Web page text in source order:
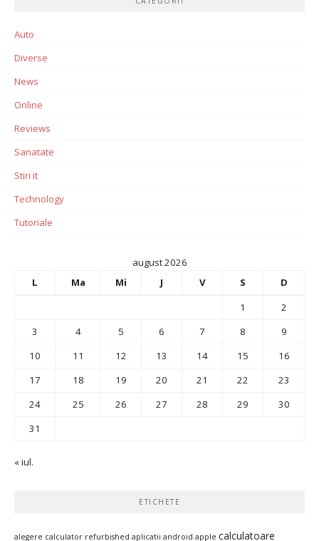
Auto
Diverse
News
Online
Reviews
Sanatate
Stiri it
Technology
Tutoriale
august 2026
L
Ma Mi J V S
D
1
2
3
4 5 6 7 8
9
10
11 12 13 14 15
16
17
18 19 20 21 22
23
24
25 26 27 28 29
30
31
« iul.
ETICHETE
alegere calculator refurbished aplicatii android apple calculatoare